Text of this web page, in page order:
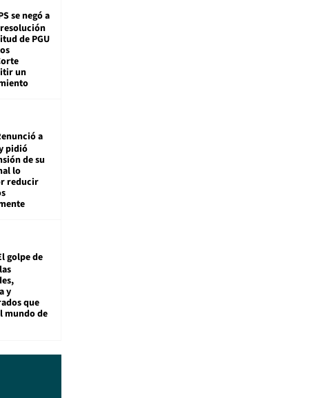
se negó a
de PGU
un
a
pidió
de su
lo
reducir
golpe de
y
que
mundo de